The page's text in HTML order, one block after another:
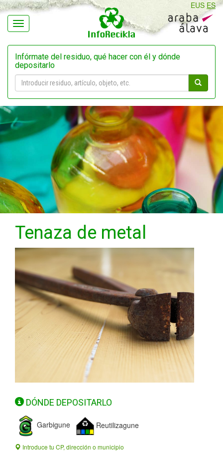
Navegación
EUS ES
Infórmate del residuo, qué hacer con él y dónde
depositarlo
Tenaza de metal
DÓNDE DEPOSITARLO
Garbigune Reutilizagune
Introduce tu CP, dirección o municipio